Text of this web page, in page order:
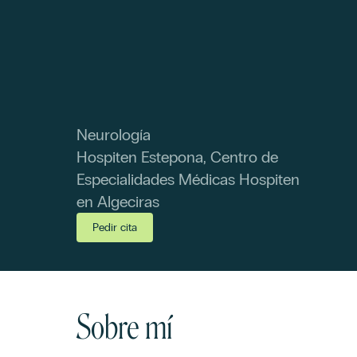
Neurología
Hospiten Estepona, Centro de
Especialidades Médicas Hospiten
en Algeciras
Pedir cita
Sobre mí